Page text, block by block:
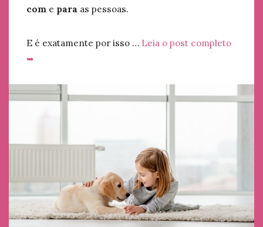
com e para as pessoas.
E é exatamente por isso … Leia o post completo
➥